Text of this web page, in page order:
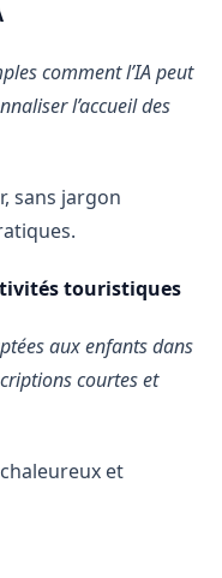
comment l’IA peut
l’accueil des
sans jargon
touristiques
aux enfants dans
courtes et
et